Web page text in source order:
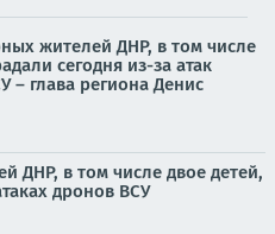
жителей ДНР, в том числе
сегодня из-за атак
– глава региона Денис
ДНР, в том числе двое детей,
дронов ВСУ